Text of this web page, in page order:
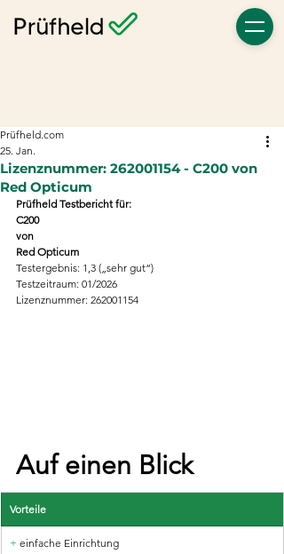
Lizenznummer: 262001154 - C200 von
Red Opticum
Prüfheld.com
25. Jan.
Prüfheld Testbericht für:
C200
von
Red Opticum
Testergebnis: 1,3 („sehr gut“)
Testzeitraum: 01/2026
Lizenznummer: 262001154
Auf einen Blick
Vorteile
+ einfache Einrichtung